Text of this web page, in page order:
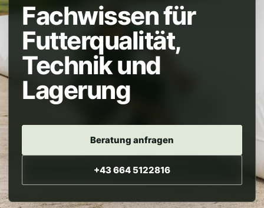
Fachwissen für
Futterqualität,
Technik und
Lagerung
Beratung anfragen
+43 664 5122816